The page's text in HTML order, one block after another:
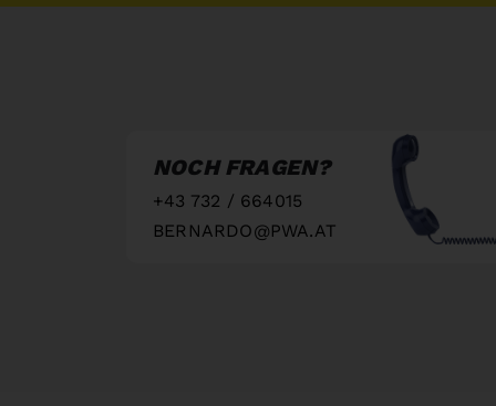
NOCH FRAGEN?
+43 732 / 664015
BERNARDO@PWA.AT